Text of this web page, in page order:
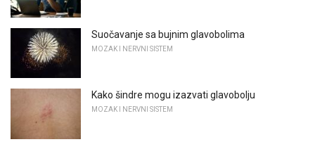
Suočavanje sa bujnim glavobolima
MOZAK I NERVNI SISTEM
Kako šindre mogu izazvati glavobolju
MOZAK I NERVNI SISTEM